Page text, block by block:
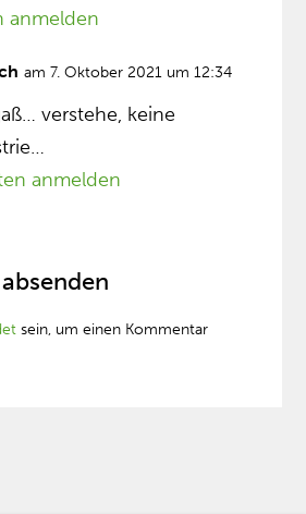
anmelden
am 7. Oktober 2021 um 12:34
verstehe, keine
anmelden
sein, um einen Kommentar